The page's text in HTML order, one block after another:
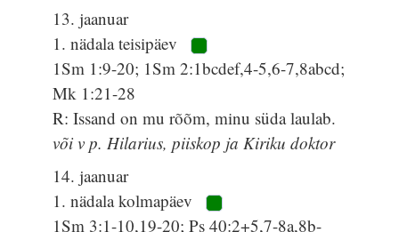
13. jaanuar
1. nädala teisipäev
1Sm 1:9-20; 1Sm 2:1bcdef,4-5,6-7,8abcd;
Mk 1:21-28
R: Issand on mu rõõm, minu süda laulab.
või v p. Hilarius, piiskop ja Kiriku doktor
14. jaanuar
1. nädala kolmapäev
1Sm 3:1-10,19-20; Ps 40:2+5,7-8a,8b-